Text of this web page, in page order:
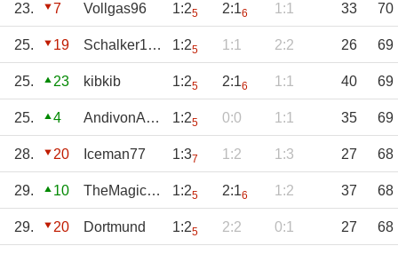
23. 7 Vollgas96 1:25 2:16 1:1 33 70
25. 19 Schalker1971 1:25 1:1 2:2 26 69
25. 23 kibkib 1:25 2:16 1:1 40 69
25. 4 AndivonAustria 1:25 0:0 1:1 35 69
28. 20 Iceman77 1:37 1:2 1:3 27 68
29. 10 TheMagicEye 1:25 2:16 1:2 37 68
29. 20 Dortmund 1:25 2:2 0:1 27 68